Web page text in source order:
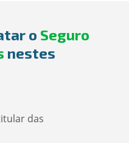
o Seguro
nestes
das